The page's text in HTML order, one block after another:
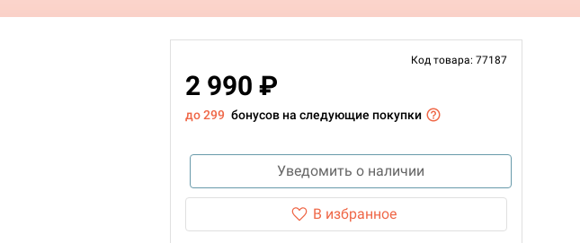
Код товара: 77187
2 990 ₽
до 299 бонусов на следующие покупки
Уведомить о наличии
В избранное